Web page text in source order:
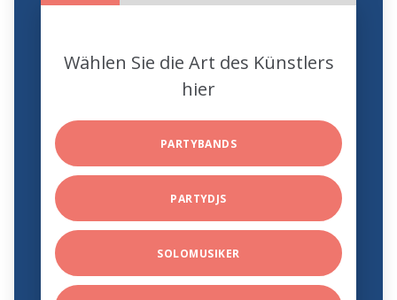
Wählen Sie die Art des Künstlers
hier
PARTYBANDS
PARTYDJS
SOLOMUSIKER